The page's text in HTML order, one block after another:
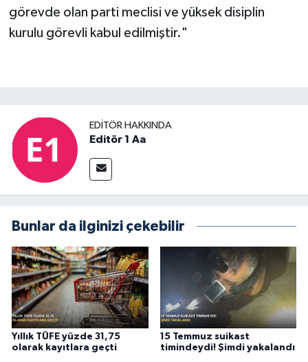
görevde olan parti meclisi ve yüksek disiplin
kurulu görevli kabul edilmiştir."
EDITÖR HAKKINDA
Editör 1 Aa
Bunlar da ilginizi çekebilir
Yıllık TÜFE yüzde 31,75
olarak kayıtlara geçti
15 Temmuz suikast
timindeydi! Şimdi yakalandı